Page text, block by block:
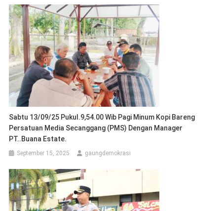
Sabtu 13/09/25 Pukul.9,54.00 Wib Pagi Minum Kopi Bareng
Persatuan Media Secanggang (PMS) Dengan Manager
PT..Buana Estate.
September 15, 2025 gaungdemokrasi